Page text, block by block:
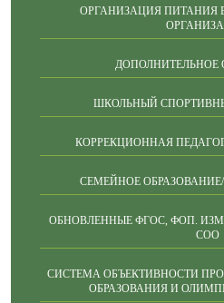
ОРГАНИЗАЦИЯ ПИТАНИЯ
ДОПОЛНИТЕЛЬНОЕ
ШКОЛЬНЫЙ
КОРРЕКЦИОННАЯ
СЕМЕЙНОЕ
ОБНОВЛЕННЫЕ ФГОС, ФОП.
СОО
СИСТЕМА ОБЪЕКТИВНОСТИ
ОБРАЗОВАНИЯ И